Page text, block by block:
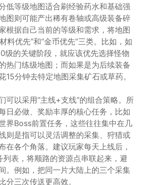
低等级地图适合刷经验药水和基础强
图则可能产出稀有卷轴或高级装备碎
根据自己当前的等级和需求，将地图
料优先”和“金币优先”三类。比如，如
级的关键阶段，就应该优先选择怪物
热门练级地图；而如果是为后续装备
15分钟去特定地图采集矿石或草药。
可以采用“主线+支线”的组合策略。所
日必做、奖励丰厚的核心任务，比如
界Boss前置任务，这些往往集中在几
则是指可以灵活调整的采集、狩猎或
在各个角落。建议玩家每天上线后，
列表，将顺路的资源点串联起来，避
。例如，把同一片大陆上的三个采集
分三次传送更高效。